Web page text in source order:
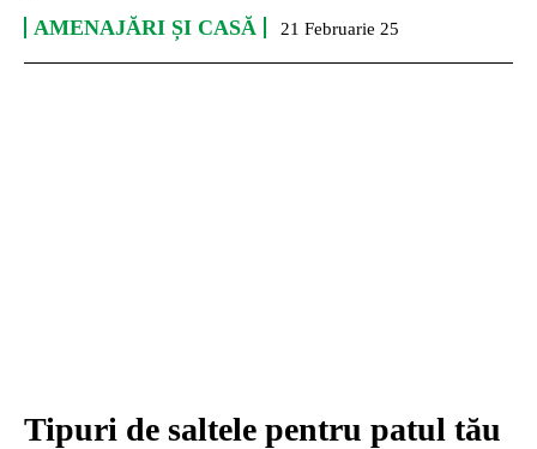
AMENAJĂRI ȘI CASĂ 21 Februarie 25
Tipuri de saltele pentru patul tău